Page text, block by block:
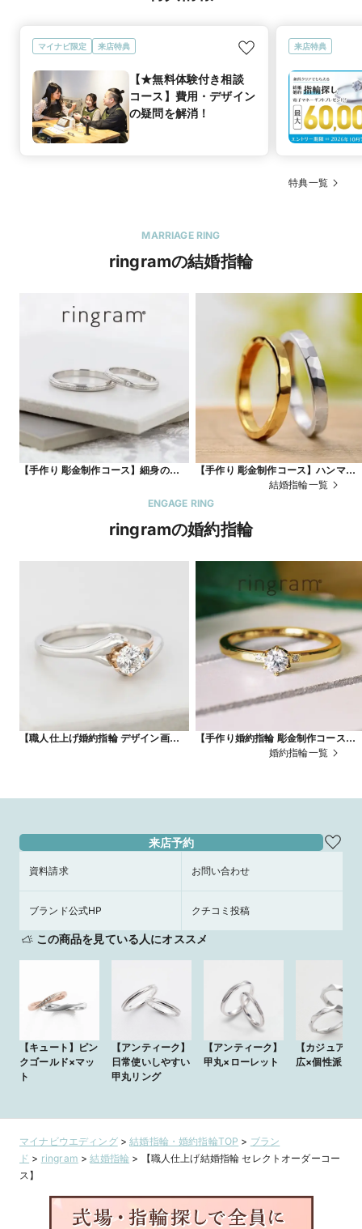
マイナビ限定 来店特典
【★無料体験付き相談
コース】費用・デザイン
の疑問を解消！
来店特典
特典一覧
MARRIAGE RING
ringramの結婚指輪
【手作り 彫金制作コース】細身のリン
【手作り 彫金制作コース】ハンマー
結婚指輪一覧
ENGAGE RING
ringramの婚約指輪
【職人仕上げ婚約指輪 デザイン画コー
【手作り婚約指輪 彫金制作コース】
レダイヤ付きアンティークリング
婚約指輪一覧
来店予約
資料請求 お問い合わせ
ブランド公式HP クチコミ投稿
この商品を見ている人にオススメ
【キュート】ピン
クゴールド×マッ
ト
【アンティーク】
日常使いしやすい
甲丸リング
【アンティーク】
甲丸×ローレット
【カジュアル
広×個性派
マイナビウエディング>結婚指輪・婚約指輪TOP > ブラン
ド > ringram >結婚指輪 >
【職人仕上げ結婚指輪 セレクトオーダーコー
ス】